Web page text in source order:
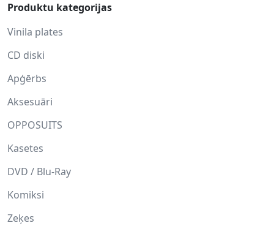
Produktu kategorijas
Vinila plates
CD diski
Apģērbs
Aksesuāri
OPPOSUITS
Kasetes
DVD / Blu-Ray
Komiksi
Zeķes